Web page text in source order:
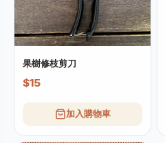
果樹修枝剪刀
$15
加入購物車